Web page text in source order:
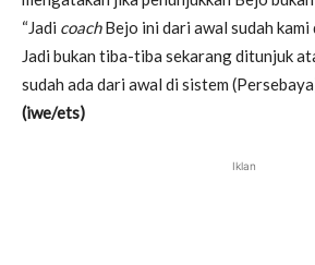
“Jadi coachBejo ini dari awal sudah
Jadi bukan tiba-tiba sekarang ditunjuk
sudah ada dari awal di sistem
(iwe/ets)
Iklan